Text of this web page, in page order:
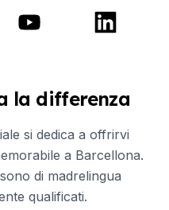
la differenza
si dedica a offrirvi
a Barcellona.
di madrelingua
qualificati.